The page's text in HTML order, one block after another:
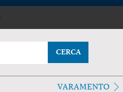
CERCA
VARAMENTO